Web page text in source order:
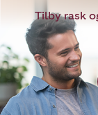
Tilby rask